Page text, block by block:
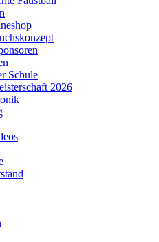
Schule
2026